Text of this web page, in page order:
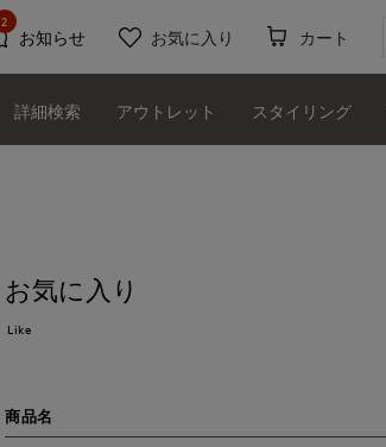
お知らせ
2
お気に入り カート
詳細検索 アウトレット スタイリング
お気に入り
Like
商品名